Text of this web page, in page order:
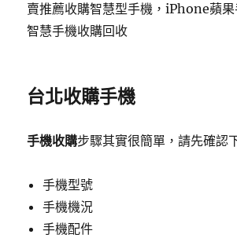
賣推薦收購智慧型手機，iPhone蘋
智慧手機收購回收
台北收購手機
手機收購步驟其實很簡單，請先確認
手機型號
手機機況
手機配件